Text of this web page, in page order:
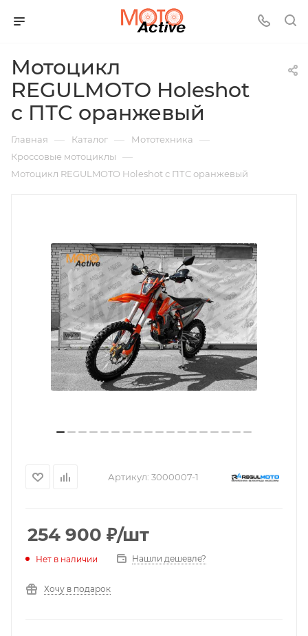
Мотоцикл
REGULMOTO Holeshot
с ПТС оранжевый
Главная — Каталог — Мототехника —
Кроссовые мотоциклы —
Мотоцикл REGULMOTO Holeshot с ПТС оранжевый
Артикул: 3000007-1
254 900 ₽/шт
Нет в наличии Нашли дешевле?
Хочу в подарок